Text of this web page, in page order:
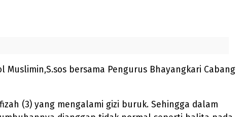
Muslimin,S.sos bersama Pengurus Bhayangkari Cabang
(3) yang mengalami gizi buruk. Sehingga dalam